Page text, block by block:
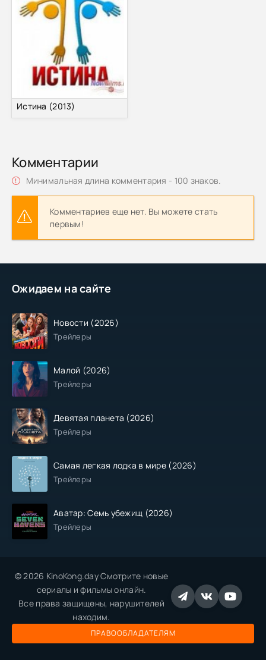
Ожидаем на сайте
Новости (2026)
Трейлеры
Малой (2026)
Трейлеры
Девятая планета (2026)
Трейлеры
Самая легкая лодка в мире (2026)
Трейлеры
Аватар: Семь убежищ (2026)
Трейлеры
Истина (2013)
Комментарии
Минимальная длина комментария - 100 знаков.
Комментариев еще нет. Вы можете стать
первым!
© 2026 KinoKong.day Смотрите новые
сериалы и фильмы онлайн.
Все права защищены, нарушителей
находим.
ПРАВООБЛАДАТЕЛЯМ